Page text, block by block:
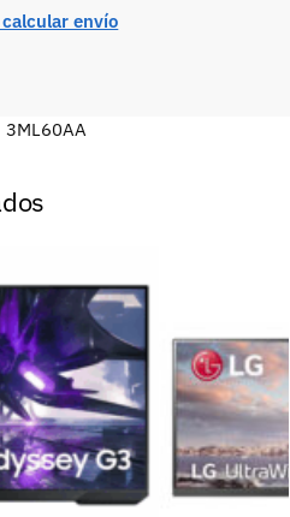
envío
3ML60AA